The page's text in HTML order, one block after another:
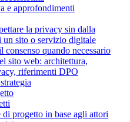
e approfondimenti
la privacy sin dalla
un sito o servizio digitale
consenso quando necessario
sito web: architettura,
riferimenti DPO
progetto in base agli attori